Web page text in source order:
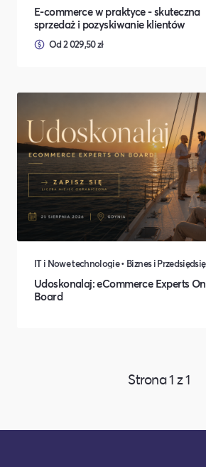
E-commerce w praktyce - skuteczna
sprzedaż i pozyskiwanie klientów
Od 2 029,50 zł
Udoskonalaj: eCommerce Experts On
Board
Strona1 z1